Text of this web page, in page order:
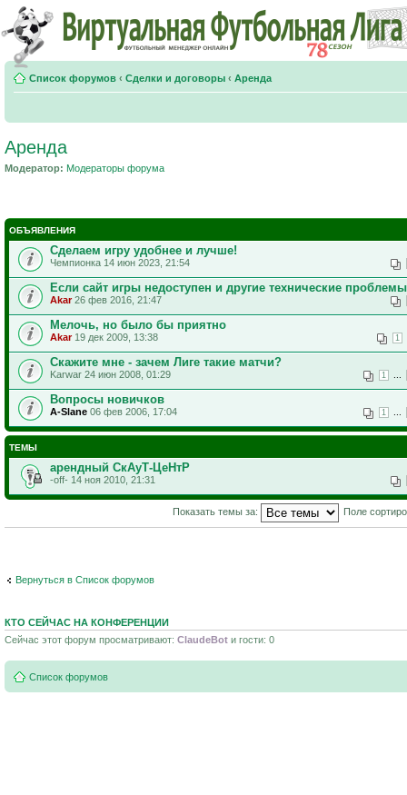
Список форумов ‹ Сделки и договоры ‹ Аренда
Аренда
Модератор: Модераторы форума
ОБЪЯВЛЕНИЯ
Сделаем игру удобнее и лучше!
Чемпионка 14 июн 2023, 21:54
Если сайт игры недоступен и другие технические проблемы
Akar26 фев 2016, 21:47
Мелочь, но было бы приятно
1
Akar19 дек 2009, 13:38
Скажите мне - зачем Лиге такие матчи?
1
Karwar 24 июн 2008, 01:29
Вопросы новичков
1
A-Slane 06 фев 2006, 17:04
ТЕМЫ
арендный СкАуТ-ЦеНтР
-off- 14 ноя 2010, 21:31
Показать темы за: Поле
Вернуться в Список форумов
КТО СЕЙЧАС НА КОНФЕРЕНЦИИ
Сейчас этот форум просматривают: ClaudeBot и гости: 0
Список форумов